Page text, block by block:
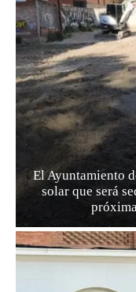
El Ayuntamiento
solar que será